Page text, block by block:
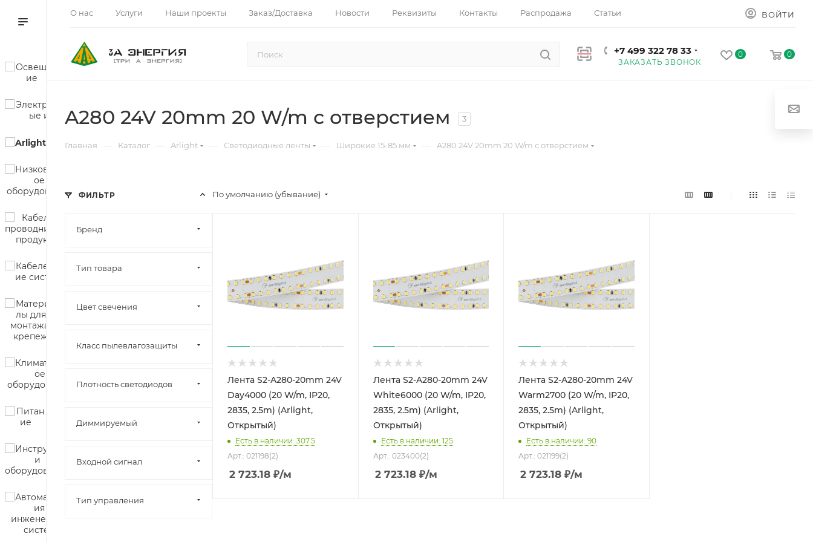
О нас Услуги Наши проекты Заказ/Доставка Новости Реквизиты Контакты Распродажа Статьи ВОЙТИ
+7 499 322 78 33
ЗАКАЗАТЬ ЗВОНОК
0 0
A280 24V 20mm 20 W/m с отверстием 3
Главная — Каталог — Arlight — Светодиодные ленты — Широкие 15-85 мм — A280 24V 20mm 20 W/m с отверстием
По умолчанию (убывание)
Лента S2-A280-20mm 24V
Day4000 (20 W/m, IP20,
2835, 2.5m) (Arlight,
Открытый)
Есть в наличии: 307.5
Арт.: 021198(2)
2 723.18 ₽/м
Лента S2-A280-20mm 24V
White6000 (20 W/m, IP20,
2835, 2.5m) (Arlight,
Открытый)
Есть в наличии: 125
Арт.: 023400(2)
2 723.18₽/м
Лента S2-A280-20mm 24V
Warm2700 (20 W/m, IP20,
2835, 2.5m) (Arlight,
Открытый)
Есть в наличии: 90
Арт.: 021199(2)
2 723.18 ₽/м
ФИЛЬТР
Бренд
Тип товара
Цвет свечения
Класс пылевлагозащиты
Плотность светодиодов
Диммируeмый
Входной сигнал
Тип управления